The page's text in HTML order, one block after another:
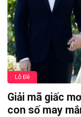
Lô Đề
Giải mã giấc
con số may